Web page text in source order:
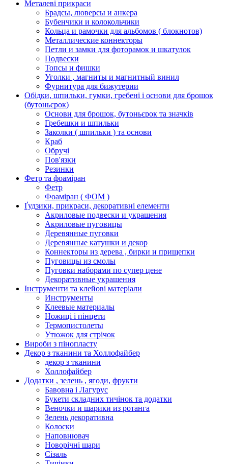
Металеві прикраси
Брадсы, люверсы и анкера
Бубенчики и колокольчики
Кольца и рамочки для альбомов ( блокнотов)
Металлические коннекторы
Петли и замки для фоторамок и шкатулок
Подвески
Топсы и фишки
Уголки , магниты и магнитный винил
Фурнитура для бижутерии
Обідки, шпильки, гумки, гребені і основи для брошок
(бутоньєрок)
Основи для брошок, бутоньєрок та значків
Гребешки и шпильки
Заколки ( шпильки ) та основи
Краб
Обручі
Пов'язки
Резинки
Фетр та фоаміран
Фетр
Фоаміран ( ФОМ )
Ґудзики, прикраси, декоративні елементи
Акриловые подвески и украшения
Акриловые пуговицы
Деревянные пуговки
Деревянные катушки и декор
Коннекторы из дерева , бирки и прищепки
Пуговицы из смолы
Пуговки наборами по супер цене
Декоративные украшения
Інструменти та клейові матеріали
Инструменты
Клеевые материалы
Ножиці і пінцети
Термопистолеты
Утюжок для стрічок
Вироби з пінопласту
Декор з тканини та Холлофайбер
декор з тканини
Холлофайбер
Додатки , зелень , ягоди, фрукти
Бавовна і Лагурус
Букети складних тичінок та додатки
Веночки и шарики из ротанга
Зелень декоративна
Колоски
Наповнювач
Новорічні шари
Сізаль